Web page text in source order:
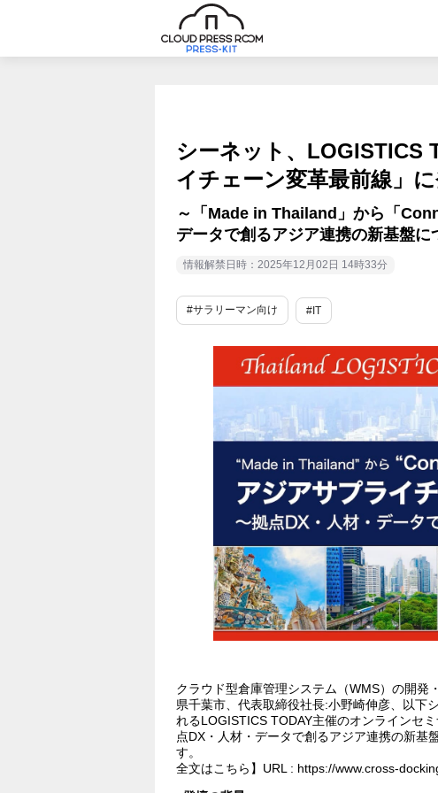
シーネット、LOGISTICS
イチェーン変革最前線」
～「Made in Thailand」から「
データで創るアジア連携の新基盤に
情報解禁日時：2025年12月02日 14時33分
#サラリーマン向け #IT
クラウド型倉庫管理システム（WMS）の開発
県千葉市、代表取締役社長:小野崎伸彦、以下
れるLOGISTICS TODAY主催のオンラインセ
点DX・人材・データで創るアジア連携の新基
す。
全文はこちら】URL : https://www.cross-